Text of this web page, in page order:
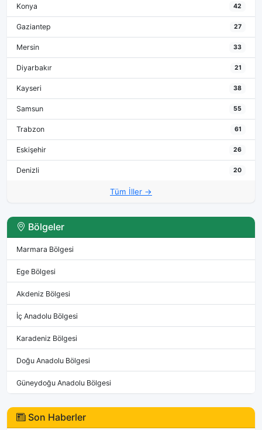
Konya 42
Gaziantep 27
Mersin 33
Diyarbakır 21
Kayseri 38
Samsun 55
Trabzon 61
Eskişehir 26
Denizli 20
Tüm İller →
Bölgeler
Marmara Bölgesi
Ege Bölgesi
Akdeniz Bölgesi
İç Anadolu Bölgesi
Karadeniz Bölgesi
Doğu Anadolu Bölgesi
Güneydoğu Anadolu Bölgesi
Son Haberler